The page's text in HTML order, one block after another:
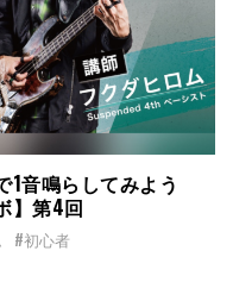
1音鳴らしてみよう
】第4回
#初心者